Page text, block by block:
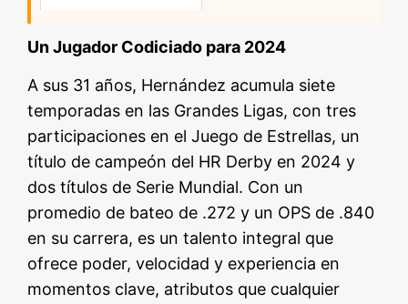
Un Jugador Codiciado para 2024
A sus 31 años, Hernández acumula siete
temporadas en las Grandes Ligas, con tres
participaciones en el Juego de Estrellas, un
título de campeón del HR Derby en 2024 y
dos títulos de Serie Mundial. Con un
promedio de bateo de .272 y un OPS de .840
en su carrera, es un talento integral que
ofrece poder, velocidad y experiencia en
momentos clave, atributos que cualquier